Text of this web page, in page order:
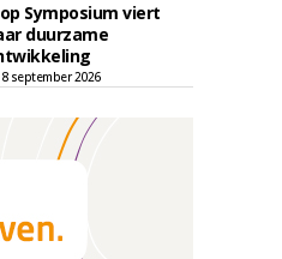
Symposium viert
duurzame
september 2026